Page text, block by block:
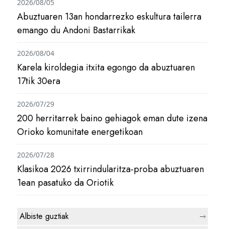
Abuztuaren 13an hondarrezko eskultura tailerra
emango du Andoni Bastarrikak
2026/08/05
Karela kiroldegia itxita egongo da abuztuaren
17tik 30era
2026/08/04
200 herritarrek baino gehiagok eman dute izena
Orioko komunitate energetikoan
2026/07/29
Klasikoa 2026 txirrindularitza-proba abuztuaren
1ean pasatuko da Oriotik
2026/07/28
Albiste guztiak